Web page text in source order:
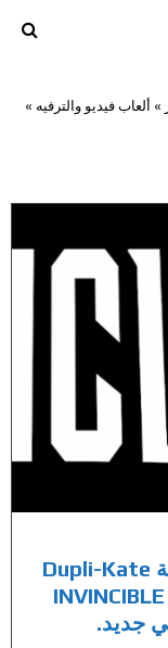
» ألعاب فيديو والترفيه »
تكشف Quarter Up عن شخصية Dupli-Kate
كمقاتلة جديدة قابلة للعب في INVINCIBLE